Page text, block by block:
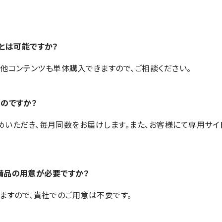
は可能ですか？
コンテンツも単体購入できますので、ご相談ください。
ですか？
だき、毎月同数をお届けします。また、お客様にて専用サ
の用意が必要ですか？
ので、貴社でのご用意は不要です。